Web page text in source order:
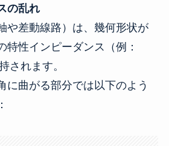
乱れ
動線路）は、幾何形状が
特性インピーダンス（例：
されます。
がる部分では以下のよう